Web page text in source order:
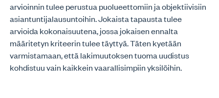
arvioinnin tulee perustua puolueettomiin ja objektiivisiin
asiantuntijalausuntoihin. Jokaista tapausta tulee
arvioida kokonaisuutena, jossa jokaisen ennalta
määritetyn kriteerin tulee täyttyä. Täten kyetään
varmistamaan, että lakimuutoksen tuoma uudistus
kohdistuu vain kaikkein vaarallisimpiin yksilöihin.